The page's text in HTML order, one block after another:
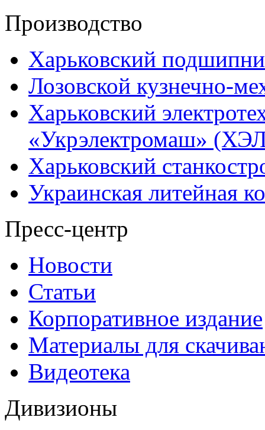
Производство
Харьковский
Лозовской кузнечно-
Харьковский
«Укрэлектромаш»
Харьковский
Украинская литейная
Пресс-центр
Новости
Статьи
Корпоративное издание
Материалы для
Видеотека
Дивизионы